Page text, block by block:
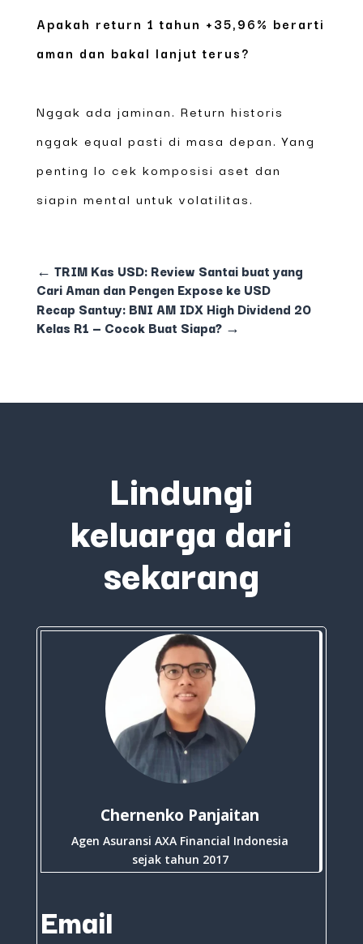
Apakah return 1 tahun +35,96% berarti
aman dan bakal lanjut terus?
Nggak ada jaminan. Return historis
nggak equal pasti di masa depan. Yang
penting lo cek komposisi aset dan
siapin mental untuk volatilitas.
← TRIM Kas USD: Review Santai buat yang
Cari Aman dan Pengen Expose ke USD
Recap Santuy: BNI AM IDX High Dividend 20
Kelas R1 — Cocok Buat Siapa?→
Lindungi
keluarga dari
sekarang
Chernenko Panjaitan
Agen Asuransi AXA Financial Indonesia
sejak tahun 2017
Email